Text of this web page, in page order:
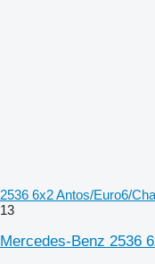
2536 6x2 Antos/Euro6/
13
Mercedes-Benz 2536